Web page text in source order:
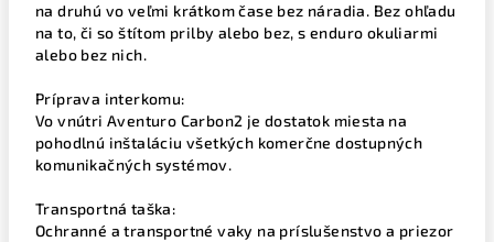
na druhú vo veľmi krátkom čase bez náradia. Bez ohľadu
na to, či so štítom prilby alebo bez, s enduro okuliarmi
alebo bez nich.
Príprava interkomu:
Vo vnútri Aventuro Carbon2 je dostatok miesta na
pohodlnú inštaláciu všetkých komerčne dostupných
komunikačných systémov.
Transportná taška:
Ochranné a transportné vaky na príslušenstvo a priezor